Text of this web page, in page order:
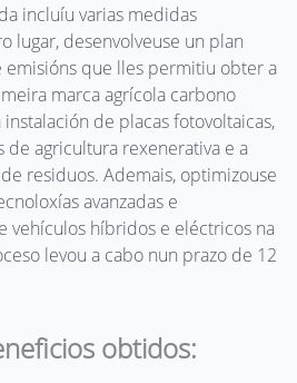
incluíu varias medidas
lugar, desenvolveuse un plan
que lles permitiu obter a
marca agrícola carbono
de placas fotovoltaicas,
agricultura rexenerativa e a
residuos. Ademais, optimizouse
avanzadas e
vehículos híbridos e eléctricos na
levou a cabo nun prazo de 12
obtidos: